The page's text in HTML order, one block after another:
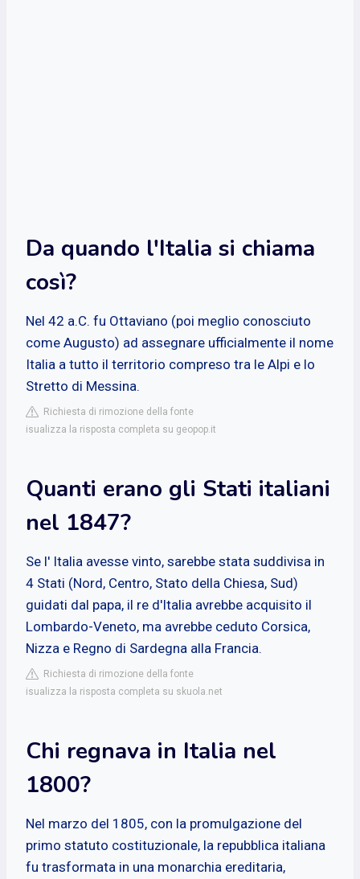
Da quando l'Italia si chiama
così?
Nel 42 a.C. fu Ottaviano (poi meglio conosciuto
come Augusto) ad assegnare ufficialmente il nome
Italia a tutto il territorio compreso tra le Alpi e lo
Stretto di Messina.
Richiesta di rimozione della fonte
isualizza la risposta completa su geopop.it
Quanti erano gli Stati italiani
nel 1847?
Se l' Italia avesse vinto, sarebbe stata suddivisa in
4 Stati (Nord, Centro, Stato della Chiesa, Sud)
guidati dal papa, il re d'Italia avrebbe acquisito il
Lombardo-Veneto, ma avrebbe ceduto Corsica,
Nizza e Regno di Sardegna alla Francia.
Richiesta di rimozione della fonte
isualizza la risposta completa su skuola.net
Chi regnava in Italia nel
1800?
Nel marzo del 1805, con la promulgazione del
primo statuto costituzionale, la repubblica italiana
fu trasformata in una monarchia ereditaria,